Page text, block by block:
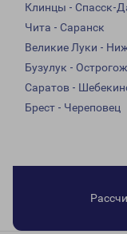
Клинцы - Спасск-
Чита - Саранск
Великие Луки -
Бузулук -
Саратов -
Брест - Череповец